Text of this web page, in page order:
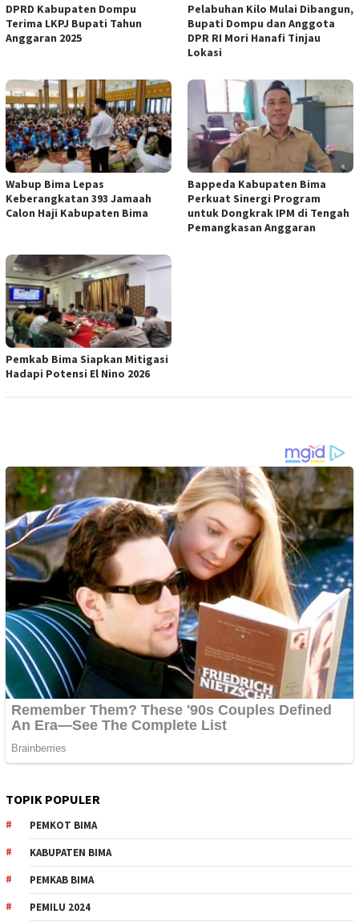
DPRD Kabupaten Dompu
Terima LKPJ Bupati Tahun
Anggaran 2025
Pelabuhan Kilo Mulai Dibangun,
Bupati Dompu dan Anggota
DPR RI Mori Hanafi Tinjau
Lokasi
Wabup Bima Lepas
Keberangkatan 393 Jamaah
Calon Haji Kabupaten Bima
Bappeda Kabupaten Bima
Perkuat Sinergi Program
untuk Dongkrak IPM di Tengah
Pemangkasan Anggaran
Pemkab Bima Siapkan Mitigasi
Hadapi Potensi El Nino 2026
TOPIK POPULER
PEMKOT BIMA
KABUPATEN BIMA
PEMKAB BIMA
PEMILU 2024